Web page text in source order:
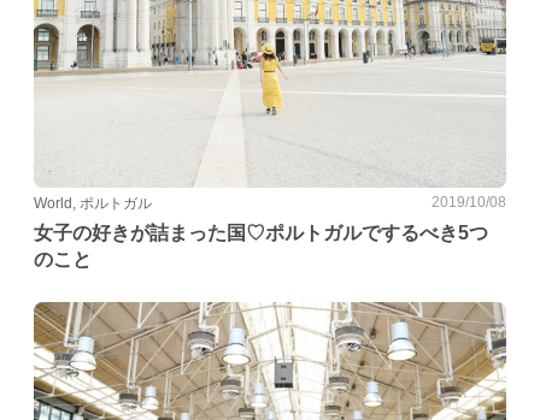
World, ポルトガル 2019/10/08
女子の好きが詰まった国♡ポルトガルでするべき5つ
のこと